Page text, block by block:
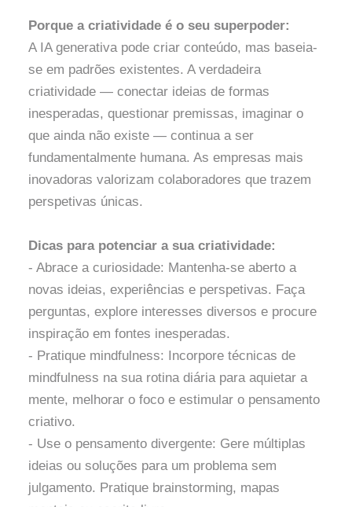
Porque a criatividade é o seu superpoder:
A IA generativa pode criar conteúdo, mas baseia-
se em padrões existentes. A verdadeira
criatividade — conectar ideias de formas
inesperadas, questionar premissas, imaginar o
que ainda não existe — continua a ser
fundamentalmente humana. As empresas mais
inovadoras valorizam colaboradores que trazem
perspetivas únicas.
Dicas para potenciar a sua criatividade:
- Abrace a curiosidade: Mantenha-se aberto a
novas ideias, experiências e perspetivas. Faça
perguntas, explore interesses diversos e procure
inspiração em fontes inesperadas.
- Pratique mindfulness: Incorpore técnicas de
mindfulness na sua rotina diária para aquietar a
mente, melhorar o foco e estimular o pensamento
criativo.
- Use o pensamento divergente: Gere múltiplas
ideias ou soluções para um problema sem
julgamento. Pratique brainstorming, mapas